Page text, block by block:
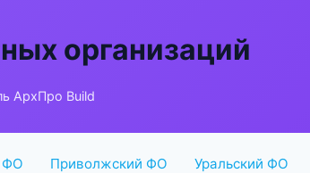
организаций
АрхПро Build
ФО Приволжский ФО Уральский ФО